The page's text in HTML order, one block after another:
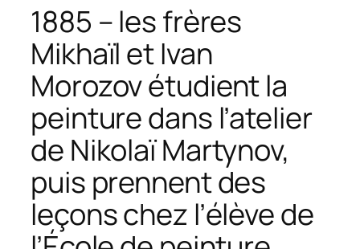
1885 – les frères
Mikhaïl et Ivan
Morozov étudient la
peinture dans l’atelier
de Nikolaï Martynov,
puis prennent des
leçons chez l’élève de